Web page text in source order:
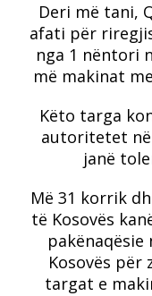
Deri më tani,
afati për
nga 1 nëntori
më makinat
Këto targa
autoritetet
janë
Më 31 korrik
të Kosovës
pakënaqësie
Kosovës për
targat e